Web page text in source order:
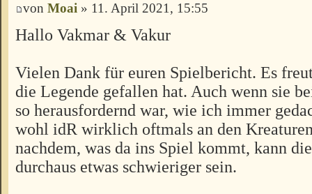
von Moai » 11. April 2021, 15:55
Hallo Vakmar & Vakur
Vielen Dank für euren Spielbericht. Es
die Legende gefallen hat. Auch wenn sie
so herausfordernd war, wie ich immer
wohl idR wirklich oftmals an den
nachdem, was da ins Spiel kommt, kann
durchaus etwas schwieriger sein.